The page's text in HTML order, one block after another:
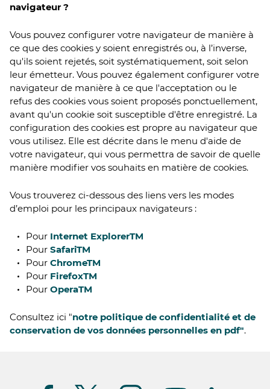
navigateur ?
Vous pouvez configurer votre navigateur de manière à
ce que des cookies y soient enregistrés ou, à l’inverse,
qu'ils soient rejetés, soit systématiquement, soit selon
leur émetteur. Vous pouvez également configurer votre
navigateur de manière à ce que l'acceptation ou le
refus des cookies vous soient proposés ponctuellement,
avant qu'un cookie soit susceptible d'être enregistré. La
configuration des cookies est propre au navigateur que
vous utilisez. Elle est décrite dans le menu d'aide de
votre navigateur, qui vous permettra de savoir de quelle
manière modifier vos souhaits en matière de cookies.
Vous trouverez ci-dessous des liens vers les modes
d’emploi pour les principaux navigateurs :
Pour Internet ExplorerTM
Pour SafariTM
Pour ChromeTM
Pour FirefoxTM
Pour OperaTM
Consultez ici "notre politique de confidentialité et de
conservation de vos données personnelles en pdf".